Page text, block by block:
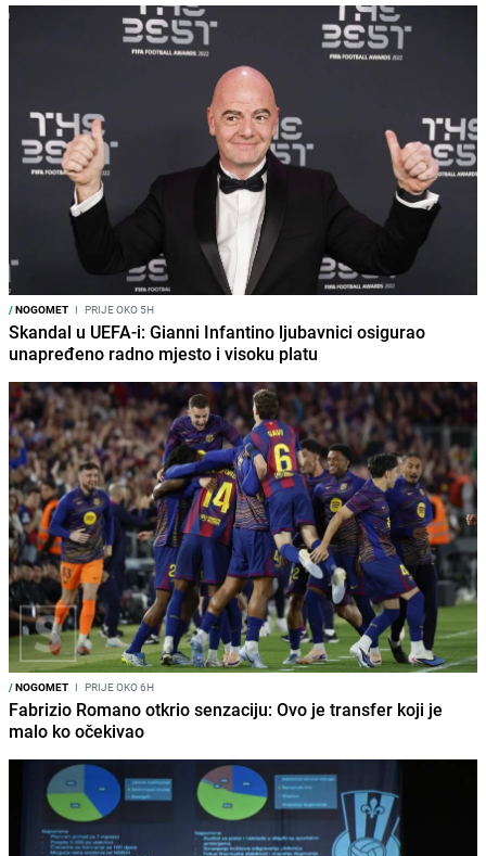
/NOGOMET I PRIJE OKO 5H
Skandal u UEFA-i: Gianni Infantino ljubavnici osigurao
unapređeno radno mjesto i visoku platu
/NOGOMET I PRIJE OKO 6H
Fabrizio Romano otkrio senzaciju: Ovo je transfer koji je
malo ko očekivao